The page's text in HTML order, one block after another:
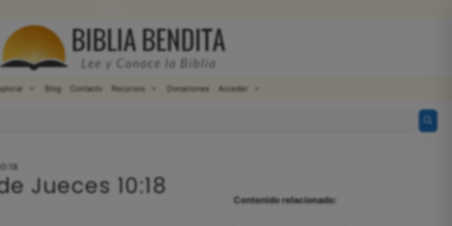
Blog Contacto Recursos Donaciones Acceder
Jueces 10:18 Contenido relacionado: